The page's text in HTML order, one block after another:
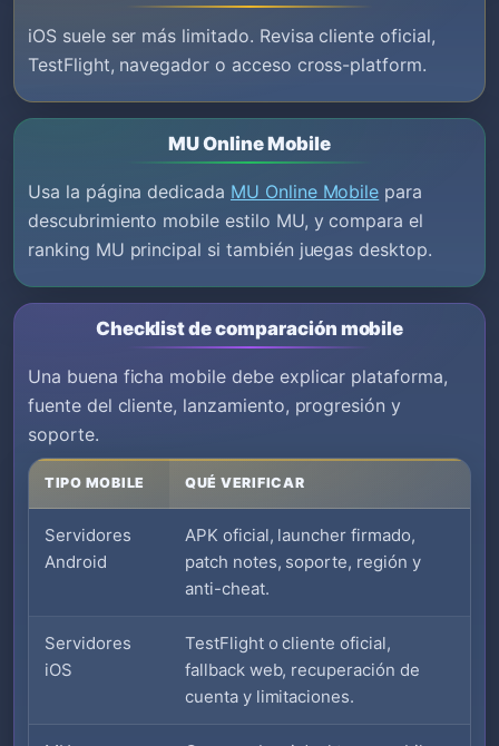
iOS suele ser más limitado. Revisa cliente oficial,
TestFlight, navegador o acceso cross-platform.
MU Online Mobile
Usa la página dedicada MU Online Mobile para
descubrimiento mobile estilo MU, y compara el
ranking MU principal si también juegas desktop.
Checklist de comparación mobile
Una buena ficha mobile debe explicar plataforma,
fuente del cliente, lanzamiento, progresión y
soporte.
TIPO MOBILE QUÉ VERIFICAR
Servidores
Android
APK oficial, launcher firmado,
patch notes, soporte, región y
anti-cheat.
Servidores
iOS
TestFlight o cliente oficial,
fallback web, recuperación de
cuenta y limitaciones.